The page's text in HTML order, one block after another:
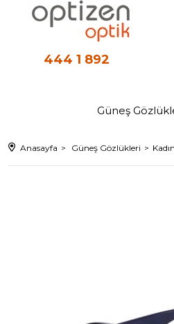
444 1 892
Güneş
Anasayfa Güneş Gözlükleri